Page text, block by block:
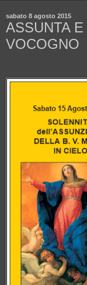
sabato 8 agosto 2015
ASSUNTA
VOCOGNO